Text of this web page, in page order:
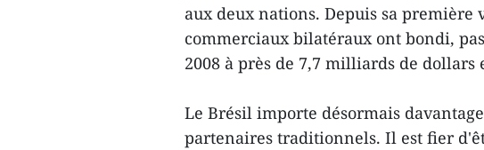
aux deux nations. Depuis sa première
commerciaux bilatéraux ont bondi,
2008 à près de 7,7 milliards de dollars
Le Brésil importe désormais
partenaires traditionnels. Il est fier